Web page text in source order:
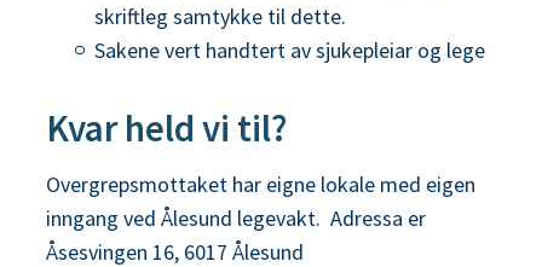
skriftleg samtykke til dette.
Sakene vert handtert av sjukepleiar og lege
Kvar held vi til?
Overgrepsmottaket har eigne lokale med eigen
inngang ved Ålesund legevakt. Adressa er
Åsesvingen 16, 6017 Ålesund